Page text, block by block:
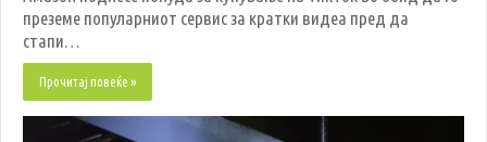
преземе популарниот сервис за кратки видеа пред да
стапи…
Прочитај повеќе »